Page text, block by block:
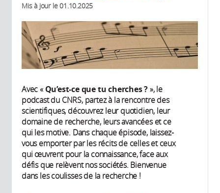
Mis à jour le01.10.2025
Avec « Qu’est-ce que tu cherches ?», le
podcast du CNRS, partez à la rencontre des
scientifiques, découvrez leur quotidien, leur
domaine de recherche, leurs avancées et ce
qui les motive. Dans chaque épisode, laissez-
vous emporter par les récits de celles et ceux
qui œuvrent pour la connaissance, face aux
défis que relèvent nos sociétés. Bienvenue
dans les coulisses de la recherche !